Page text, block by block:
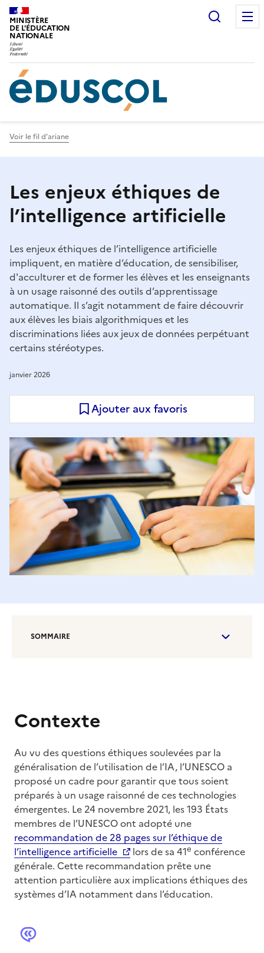
Gestion de vos préférences sur les cookies
MINISTÈRE
DE L'ÉDUCATION
NATIONALE
Voir le fil d'ariane
Les enjeux éthiques de
l’intelligence artificielle
Les enjeux éthiques de l’intelligence artificielle
impliquent, en matière d’éducation, de sensibiliser,
d'acculturer et de former les élèves et les enseignants
à un usage raisonné des outils d’apprentissage
automatique. Il s’agit notamment de faire découvrir
aux élèves les biais algorithmiques et les
discriminations liées aux jeux de données perpétuant
certains stéréotypes.
janvier 2026
Ajouter aux favoris
SOMMAIRE
Contexte
Au vu des questions éthiques soulevées par la
généralisation de l’utilisation de l’IA, l’UNESCO a
proposé un cadre pour garantir que tous soient
préparés à un usage raisonné de ces technologies
émergentes. Le 24 novembre 2021, les 193 États
membres de l’UNESCO ont adopté une
recommandation de 28 pages sur l’éthique de
l’intelligence artificielle
lors de sa 41e conférence
générale. Cette recommandation prête une
attention particulière aux implications éthiques des
systèmes d’IA notamment dans l’éducation.